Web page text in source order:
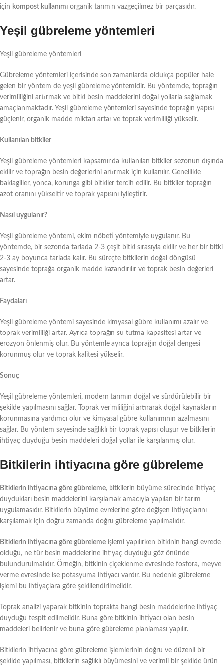
için kompost kullanımı organik tarımın vazgeçilmez bir parçasıdır.
Yeşil gübreleme yöntemleri
Yeşil gübreleme yöntemleri
Gübreleme yöntemleri içerisinde son zamanlarda oldukça popüler hale
gelen bir yöntem de yeşil gübreleme yöntemidir. Bu yöntemde, toprağın
verimliliğini artırmak ve bitki besin maddelerini doğal yollarla sağlamak
amaçlanmaktadır. Yeşil gübreleme yöntemleri sayesinde toprağın yapısı
güçlenir, organik madde miktarı artar ve toprak verimliliği yükselir.
Kullanılan bitkiler
Yeşil gübreleme yöntemleri kapsamında kullanılan bitkiler sezonun dışında
ekilir ve toprağın besin değerlerini artırmak için kullanılır. Genellikle
baklagiller, yonca, korunga gibi bitkiler tercih edilir. Bu bitkiler toprağın
azot oranını yükseltir ve toprak yapısını iyileştirir.
Nasıl uygulanır?
Yeşil gübreleme yöntemi, ekim nöbeti yöntemiyle uygulanır. Bu
yöntemde, bir sezonda tarlada 2-3 çeşit bitki sırasıyla ekilir ve her bir bitki
2-3 ay boyunca tarlada kalır. Bu süreçte bitkilerin doğal döngüsü
sayesinde toprağa organik madde kazandırılır ve toprak besin değerleri
artar.
Faydaları
Yeşil gübreleme yöntemi sayesinde kimyasal gübre kullanımı azalır ve
toprak verimliliği artar. Ayrıca toprağın su tutma kapasitesi artar ve
erozyon önlenmiş olur. Bu yöntemle ayrıca toprağın doğal dengesi
korunmuş olur ve toprak kalitesi yükselir.
Sonuç
Yeşil gübreleme yöntemleri, modern tarımın doğal ve sürdürülebilir bir
şekilde yapılmasını sağlar. Toprak verimliliğini artırarak doğal kaynakların
korunmasına yardımcı olur ve kimyasal gübre kullanımının azalmasını
sağlar. Bu yöntem sayesinde sağlıklı bir toprak yapısı oluşur ve bitkilerin
ihtiyaç duyduğu besin maddeleri doğal yollar ile karşılanmış olur.
Bitkilerin ihtiyacına göre gübreleme
Bitkilerin ihtiyacına göre gübreleme, bitkilerin büyüme sürecinde ihtiyaç
duydukları besin maddelerini karşılamak amacıyla yapılan bir tarım
uygulamasıdır. Bitkilerin büyüme evrelerine göre değişen ihtiyaçlarını
karşılamak için doğru zamanda doğru gübreleme yapılmalıdır.
Bitkilerin ihtiyacına göre gübreleme işlemi yapılırken bitkinin hangi evrede
olduğu, ne tür besin maddelerine ihtiyaç duyduğu göz önünde
bulundurulmalıdır. Örneğin, bitkinin çiçeklenme evresinde fosfora, meyve
verme evresinde ise potasyuma ihtiyacı vardır. Bu nedenle gübreleme
işlemi bu ihtiyaçlara göre şekillendirilmelidir.
Toprak analizi yaparak bitkinin toprakta hangi besin maddelerine ihtiyaç
duyduğu tespit edilmelidir. Buna göre bitkinin ihtiyacı olan besin
maddeleri belirlenir ve buna göre gübreleme planlaması yapılır.
Bitkilerin ihtiyacına göre gübreleme işlemlerinin doğru ve düzenli bir
şekilde yapılması, bitkilerin sağlıklı büyümesini ve verimli bir şekilde ürün